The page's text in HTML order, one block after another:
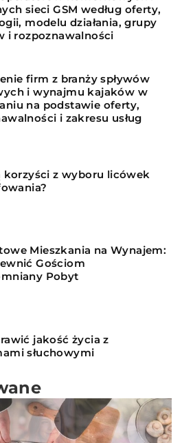
sieci GSM według oferty,
modelu działania, grupy
i rozpoznawalności
firm z branży spływów
i wynajmu kajaków w
na podstawie oferty,
i zakresu usług
korzyści z wyboru licówek
Mieszkania na Wynajem:
Gościom
Pobyt
jakość życia z
słuchowymi